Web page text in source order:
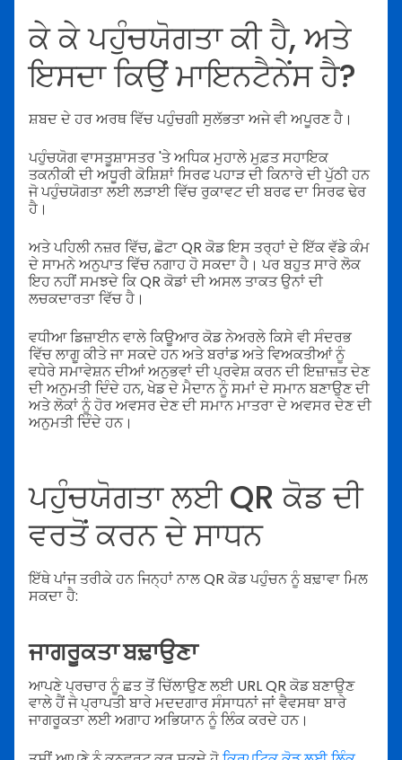
ਕੇ ਕੇ ਪਹੁੰਚਯੋਗਤਾ ਕੀ ਹੈ, ਅਤੇ
ਇਸਦਾ ਕਿਉਂ ਮਾਇਨਟੈਨੇਂਸ ਹੈ?
ਸ਼ਬਦ ਦੇ ਹਰ ਅਰਥ ਵਿੱਚ ਪਹੁੰਚਗੀ ਸੁਲੱਭਤਾ ਅਜੇ ਵੀ ਅਪੂਰਣ ਹੈ।
ਪਹੁੰਚਯੋਗ ਵਾਸਤੂਸ਼ਾਸਤਰ 'ਤੇ ਅਧਿਕ ਮੁਹਾਲੇ ਮੁਫ਼ਤ ਸਹਾਇਕ
ਤਕਨੀਕੀ ਦੀ ਅਧੂਰੀ ਕੋਸ਼ਿਸ਼ਾਂ ਸਿਰਫ ਪਹਾੜ ਦੀ ਕਿਨਾਰੇ ਦੀ ਪੁੱਠੀ ਹਨ
ਜੋ ਪਹੁੰਚਯੋਗਤਾ ਲਈ ਲੜਾਈ ਵਿੱਚ ਰੁਕਾਵਟ ਦੀ ਬਰਫ ਦਾ ਸਿਰਫ ਢੇਰ
ਹੈ।
ਅਤੇ ਪਹਿਲੀ ਨਜ਼ਰ ਵਿੱਚ, ਛੋਟਾ QR ਕੋਡ ਇਸ ਤਰ੍ਹਾਂ ਦੇ ਇੱਕ ਵੱਡੇ ਕੰਮ
ਦੇ ਸਾਮਨੇ ਅਨੁਪਾਤ ਵਿੱਚ ਨਗਾਹ ਹੋ ਸਕਦਾ ਹੈ। ਪਰ ਬਹੁਤ ਸਾਰੇ ਲੋਕ
ਇਹ ਨਹੀਂ ਸਮਝਦੇ ਕਿ QR ਕੋਡਾਂ ਦੀ ਅਸਲ ਤਾਕਤ ਉਨਾਂ ਦੀ
ਲਚਕਦਾਰਤਾ ਵਿੱਚ ਹੈ।
ਵਧੀਆ ਡਿਜ਼ਾਈਨ ਵਾਲੇ ਕਿਊਆਰ ਕੋਡ ਨੇਅਰਲੇ ਕਿਸੇ ਵੀ ਸੰਦਰਭ
ਵਿੱਚ ਲਾਗੂ ਕੀਤੇ ਜਾ ਸਕਦੇ ਹਨ ਅਤੇ ਬਰਾਂਡ ਅਤੇ ਵਿਅਕਤੀਆਂ ਨੂੰ
ਵਧੇਰੇ ਸਮਾਵੇਸ਼ਨ ਦੀਆਂ ਅਨੁਭਵਾਂ ਦੀ ਪ੍ਰਵੇਸ਼ ਕਰਨ ਦੀ ਇਜ਼ਾਜ਼ਤ ਦੇਣ
ਦੀ ਅਨੁਮਤੀ ਦਿੰਦੇ ਹਨ, ਖੇਡ ਦੇ ਮੈਦਾਨ ਨੂੰ ਸਮਾਂ ਦੇ ਸਮਾਨ ਬਣਾਉਣ ਦੀ
ਅਤੇ ਲੋਕਾਂ ਨੂੰ ਹੋਰ ਅਵਸਰ ਦੇਣ ਦੀ ਸਮਾਨ ਮਾਤਰਾ ਦੇ ਅਵਸਰ ਦੇਣ ਦੀ
ਅਨੁਮਤੀ ਦਿੰਦੇ ਹਨ।
ਪਹੁੰਚਯੋਗਤਾ ਲਈ QR ਕੋਡ ਦੀ
ਵਰਤੋਂ ਕਰਨ ਦੇ ਸਾਧਨ
ਇੱਥੇ ਪਾਂਜ ਤਰੀਕੇ ਹਨ ਜਿਨ੍ਹਾਂ ਨਾਲ QR ਕੋਡ ਪਹੁੰਚਨ ਨੂੰ ਬਢ਼ਾਵਾ ਮਿਲ
ਸਕਦਾ ਹੈ:
ਜਾਗਰੂਕਤਾ ਬਢ਼ਾਉਣਾ
ਆਪਣੇ ਪ੍ਰਚਾਰ ਨੂੰ ਛਤ ਤੋਂ ਚਿੱਲਾਉਣ ਲਈ URL QR ਕੋਡ ਬਣਾਉਣ
ਵਾਲੇ ਹੈਂ ਜੋ ਪ੍ਰਾਪਤੀ ਬਾਰੇ ਮਦਦਗਾਰ ਸੰਸਾਧਨਾਂ ਜਾਂ ਵੈਵਸਥਾ ਬਾਰੇ
ਜਾਗਰੂਕਤਾ ਲਈ ਅਗਾਹ ਅਭਿਯਾਨ ਨੂੰ ਲਿੰਕ ਕਰਦੇ ਹਨ।